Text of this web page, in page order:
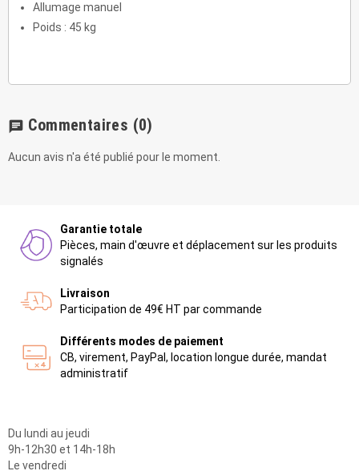
Allumage manuel
Poids : 45 kg
chat Commentaires (0)
Aucun avis n'a été publié pour le moment.
Garantie totale
Pièces, main d'œuvre et déplacement sur les produits
signalés
Livraison
Participation de 49€ HT par commande
Différents modes de paiement
CB, virement, PayPal, location longue durée, mandat
administratif
Du lundi au jeudi
9h-12h30 et 14h-18h
Le vendredi